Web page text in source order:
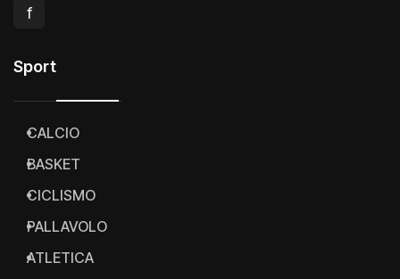
f
Sport
CALCIO
BASKET
CICLISMO
PALLAVOLO
ATLETICA